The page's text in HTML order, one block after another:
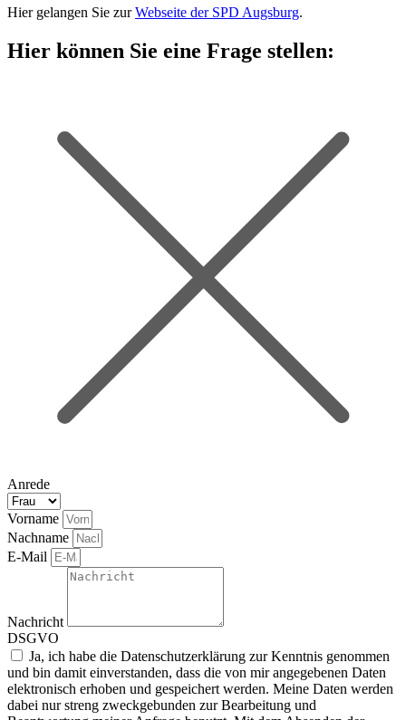
Hier gelangen Sie zurWebseite der SPD Augsburg.
Hier können Sie eine Frage stellen:
Anrede
Vorname
Nachname
E-Mail
Nachricht
DSGVO
Ja, ich habe die Datenschutzerklärung zur Kenntnis genommen
und bin damit einverstanden, dass die von mir angegebenen Daten
elektronisch erhoben und gespeichert werden. Meine Daten werden
dabei nur streng zweckgebunden zur Bearbeitung und